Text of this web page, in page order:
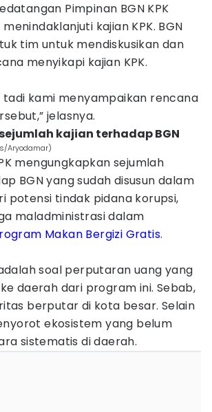
Pimpinan BGN KPK
kajian KPK. BGN
tim untuk mendiskusikan dan
menyikapi kajian KPK.
tadi kami menyampaikan rencana
jelasnya.
kajian terhadap BGN
Aryodamar)
mengungkapkan sejumlah
BGN yang sudah disusun dalam
potensi tindak pidana korupsi,
maladministrasi dalam
Makan Bergizi Gratis.
soal perputaran uang yang
daerah dari program ini. Sebab,
berputar di kota besar. Selain
ekosistem yang belum
sistematis di daerah.